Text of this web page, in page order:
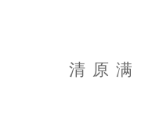
清原满